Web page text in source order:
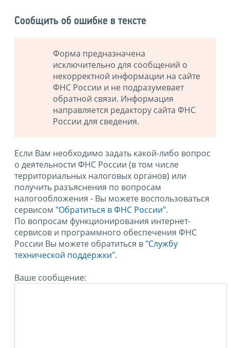
Сообщить об ошибке в тексте
Форма предназначена
исключительно для сообщений о
некорректной информации на сайте
ФНС России и не подразумевает
обратной связи. Информация
направляется редактору сайта ФНС
России для сведения.
Если Вам необходимо задать какой-либо вопрос
о деятельности ФНС России (в том числе
территориальных налоговых органов) или
получить разъяснения по вопросам
налогообложения - Вы можете воспользоваться
сервисом "Обратиться в ФНС России".
По вопросам функционирования интернет-
сервисов и программного обеспечения ФНС
России Вы можете обратиться в "Службу
технической поддержки".
Ваше сообщение: